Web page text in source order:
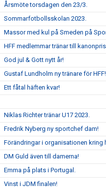
Årsmöte torsdagen den 23/3.
Sommarfotbollsskolan 2023.
Massor med kul på Smeden på
HFF medlemmar tränar till
God jul & Gott nytt år!
Gustaf Lundholm ny tränare för HFF!
Ett fåtal häften kvar!
Niklas Richter tränar U17 2023.
Fredrik Nyberg ny sportchef dam!
Förändringar i organisationen kring
DM Guld även till damerna!
Emma på plats i Portugal.
Vinst i JDM finalen!